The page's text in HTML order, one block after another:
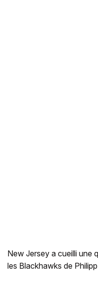
New Jersey a cueilli une
les Blackhawks de